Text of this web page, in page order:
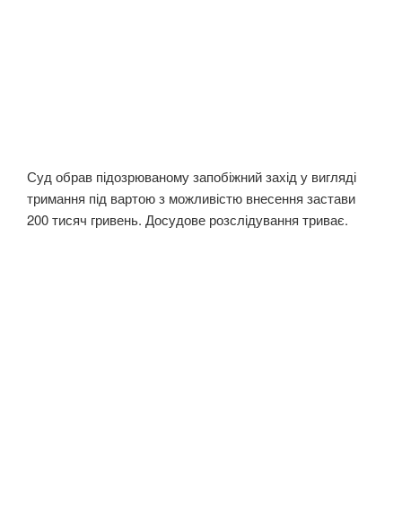
Суд обрав підозрюваному запобіжний захід у вигляді
тримання під вартою з можливістю внесення застави
200 тисяч гривень. Досудове розслідування триває.